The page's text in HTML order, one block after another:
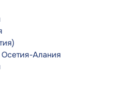
Алания